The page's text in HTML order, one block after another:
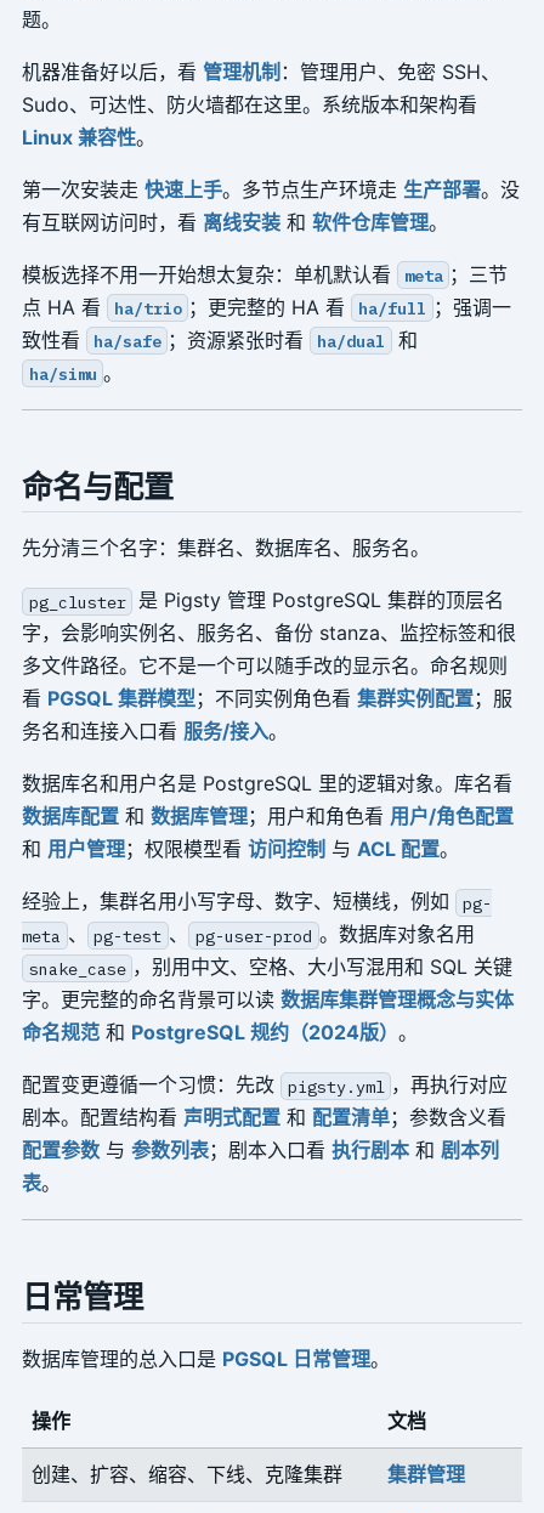
题。
机器准备好以后，看 管理机制 ：管理用户、免密 SSH、
Sudo、可达性、防火墙都在这里。系统版本和架构看
Linux 兼容性。
第一次安装走 快速上手。多节点生产环境走 生产部署。没
有互联网访问时，看 离线安装和 软件仓库管理。
模板选择不用一开始想太复杂：单机默认看 meta ；三节
点 HA 看
ha/trio ；更完整的 HA 看 ha/full ；强调一
致性看
ha/safe ；资源紧张时看 ha/dual 和
ha/simu 。
命名与配置
先分清三个名字：集群名、数据库名、服务名。
pg_cluster
是 Pigsty 管理 PostgreSQL 集群的顶层名
字，会影响实例名、服务名、备份 stanza、监控标签和很
多文件路径。它不是一个可以随手改的显示名。命名规则
看 PGSQL 集群模型；不同实例角色看 集群实例配置；服
务名和连接入口看 服务/接入。
数据库名和用户名是 PostgreSQL 里的逻辑对象。库名看
数据库配置和 数据库管理；用户和角色看 用户/角色配置
和 用户管理；权限模型看 访问控制 与 ACL 配置。
经验上，集群名用小写字母、数字、短横线，例如
pg-
meta 、 pg-test 、 pg-user-prod 。数据库对象名用
snake_case ，别用中文、空格、大小写混用和 SQL 关键
字。更完整的命名背景可以读 数据库集群管理概念与实体
命名规范和 PostgreSQL 规约（2024版） 。
配置变更遵循一个习惯：先改 pigsty.yml ，再执行对应
剧本。配置结构看 声明式配置和 配置清单；参数含义看
配置参数与 参数列表；剧本入口看 执行剧本和 剧本列
表。
日常管理
数据库管理的总入口是 PGSQL 日常管理。
操作 文档
创建、扩容、缩容、下线、克隆集群 集群管理